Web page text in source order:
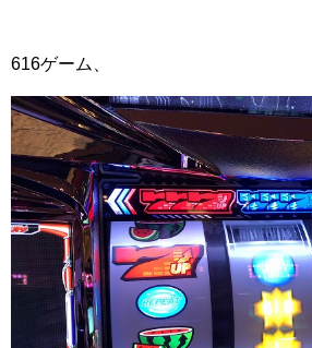
616ゲーム、